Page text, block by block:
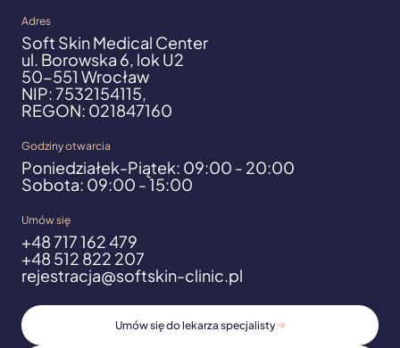
Adres
Soft Skin Medical Center
ul. Borowska 6, lok U2
50-551 Wrocław
NIP: 7532154115,
REGON: 021847160
Godziny otwarcia
Poniedziałek-Piątek: 09:00 - 20:00
Sobota: 09:00 - 15:00
Umów się
+48 717 162 479
+48 512 822 207
rejestracja@softskin-clinic.pl
Umów się do lekarza specjalisty